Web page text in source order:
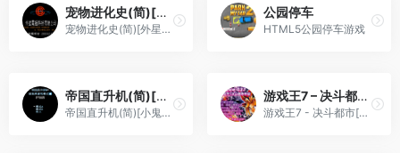
宠物进化史(简)[外星科技](CN)[RPG](8Mb)
宠物进化史(简)[外星科技](CN)[RPG](8Mb)
公园停车
HTML5公园停车游戏
帝国直升机(简)[小鬼混](US)[STG](0.18Mb)
帝国直升机(简)[小鬼混](US)[STG](0.18Mb)
游戏王7 – 决斗都市[Advance汉化组](v1.2)(简)(JP)(128Mb)
游戏王7 - 决斗都市[Advance汉化组](v1.2)(简)(JP)(128Mb)